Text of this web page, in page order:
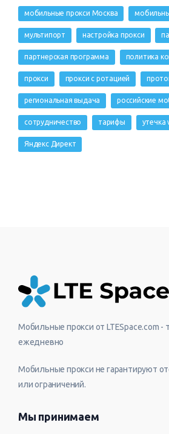
мобильные прокси Москва
мультипорт настройка прокси
партнерская программа политика
прокси прокси с ротацией
региональная выдача российские
сотрудничество тарифы утечка
Яндекс Директ
Мобильные прокси от LTESpace.com -
ежедневно
Мобильные прокси не гарантируют
или ограничений.
Мы принимаем